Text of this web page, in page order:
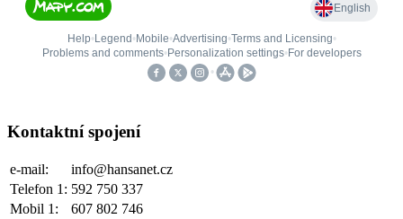
Kontaktní spojení
e-mail:
info@hansanet.cz
Telefon 1: 592 750 337
Mobil 1:
607 802 746